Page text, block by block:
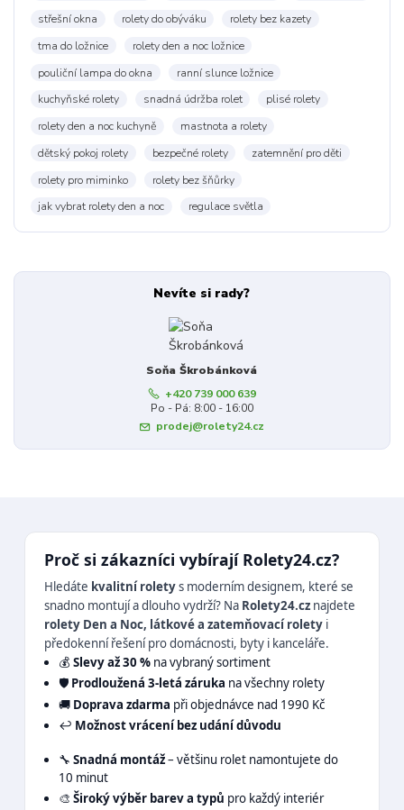
střešní okna rolety do obýváku
rolety bez kazety
tma do ložnice
rolety den a noc ložnice
pouliční lampa do okna
ranní slunce ložnice
kuchyňské rolety
snadná údržba rolet
plisé rolety
rolety den a noc kuchyně
mastnota a rolety
dětský pokoj rolety
bezpečné rolety
zatemnění pro děti
rolety pro miminko
rolety bez šňůrky
jak vybrat rolety den a noc
regulace světla
Nevíte si rady?
Soňa Škrobánková
+420 739 000 639
Po - Pá: 8:00 - 16:00
prodej@rolety24.cz
Proč si zákazníci vybírají Rolety24.cz?
Hledáte kvalitní roletys moderním designem, které se
snadno montují a dlouho vydrží? Na Rolety24.cz najdete
rolety Den a Noc, látkové a zatemňovací rolety i
předokenní řešení pro domácnosti, byty i kanceláře.
💰 Slevy až 30 %na vybraný sortiment
🛡️ Prodloužená 3-letá záruka na všechny rolety
🚚 Doprava zdarma při objednávce nad 1990 Kč
↩️ Možnost vrácení bez udání důvodu
🔧 Snadná montáž– většinu rolet namontujete do
10 minut
🎨 Široký výběr barev a typů pro každý interiér